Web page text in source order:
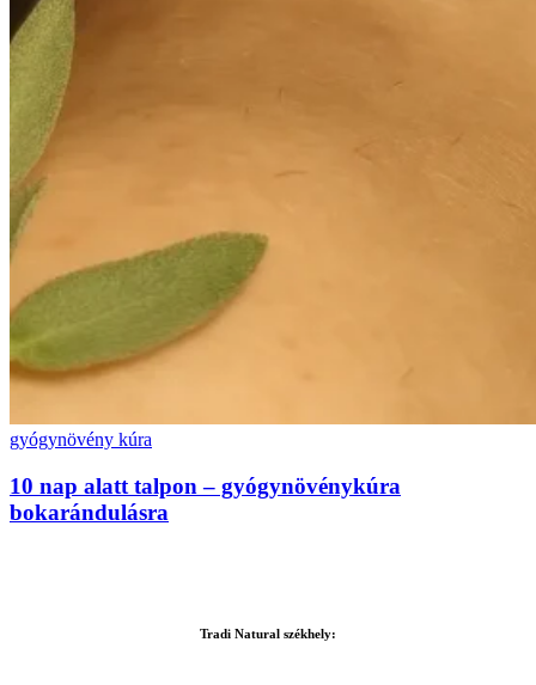
gyógynövény kúra
10 nap alatt talpon – gyógynövénykúra
bokarándulásra
Tradi Natural székhely: